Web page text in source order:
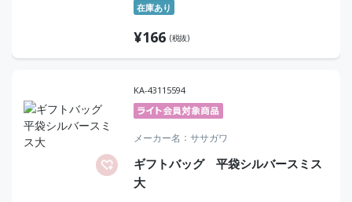
在庫あり
¥166 (税抜)
KA-43115594
メーカー名 ササガワ
ギフトバッグ 平袋シルバースミス
大